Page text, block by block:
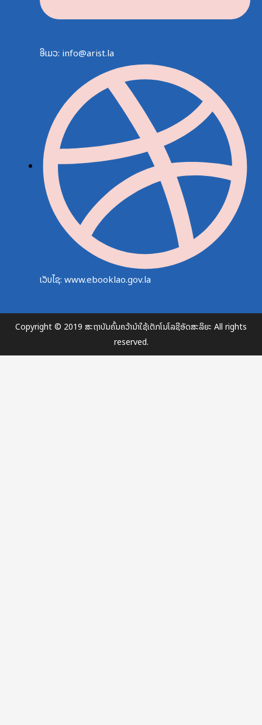
ອີເມວ: info@arist.la
ເວັບໄຊ: www.ebooklao.gov.la
Copyright © 2019 ສະຖາບັນຄົ້ນຄວ້ານຳໃຊ້ເຕັກໂນໂລຊີອັດສະລິຍະ All rights
reserved.